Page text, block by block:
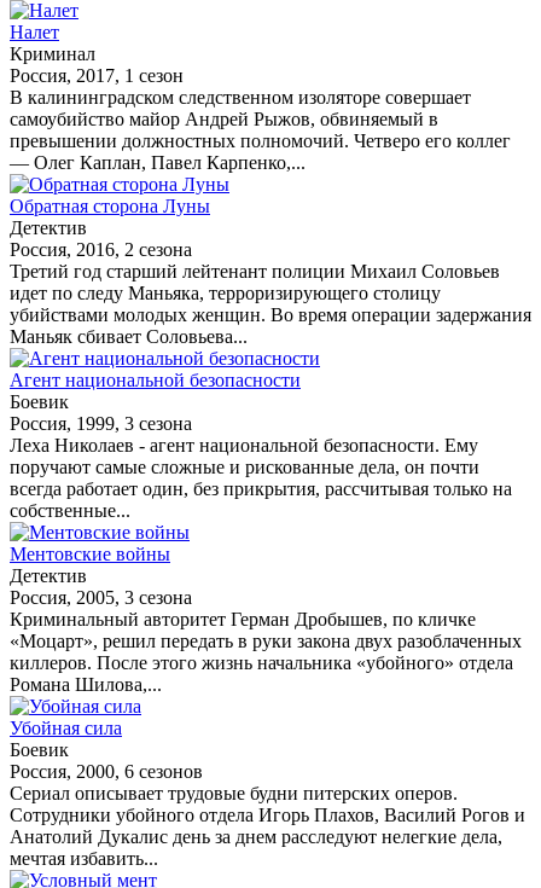
Налет
Криминал
Россия, 2017, 1 сезон
В калининградском следственном изоляторе совершает
самоубийство майор Андрей Рыжов, обвиняемый в
превышении должностных полномочий. Четверо его коллег
— Олег Каплан, Павел Карпенко,...
Обратная сторона Луны
Детектив
Россия, 2016, 2 сезона
Третий год старший лейтенант полиции Михаил Соловьев
идет по следу Маньяка, терроризирующего столицу
убийствами молодых женщин. Во время операции задержания
Маньяк сбивает Соловьева...
Агент национальной безопасности
Боевик
Россия, 1999, 3 сезона
Леха Николаев - агент национальной безопасности. Ему
поручают самые сложные и рискованные дела, он почти
всегда работает один, без прикрытия, рассчитывая только на
собственные...
Ментовские войны
Детектив
Россия, 2005, 3 сезона
Криминальный авторитет Герман Дробышев, по кличке
«Моцарт», решил передать в руки закона двух разоблаченных
киллеров. После этого жизнь начальника «убойного» отдела
Романа Шилова,...
Убойная сила
Боевик
Россия, 2000, 6 сезонов
Сериал описывает трудовые будни питерских оперов.
Сотрудники убойного отдела Игорь Плахов, Василий Рогов и
Анатолий Дукалис день за днем расследуют нелегкие дела,
мечтая избавить...